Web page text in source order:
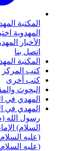
المهدويةوسائط
اختبر معلوماتك
المهدويةالمسابقات
المهدوية
والمقالات
في القرآن الكريم
في الأحاديث
الله (صلّى الله عليه
الإمام الحسن
الإمام
الإمام